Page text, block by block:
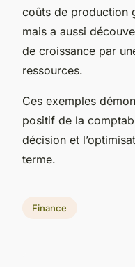
coûts de production
mais a aussi
de croissance par
ressources.
Ces exemples
positif de la
décision et
terme.
Finance